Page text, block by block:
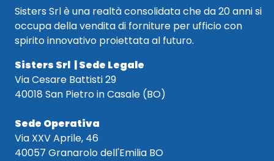
Sisters Srl è una realtà consolidata che da 20 anni si
occupa della vendita di forniture per ufficio con
spirito innovativo proiettata al futuro.
Sisters Srl | Sede Legale
Via Cesare Battisti 29
40018 San Pietro in Casale (BO)
Sede Operativa
Via XXV Aprile, 46
40057 Granarolo dell'Emilia BO